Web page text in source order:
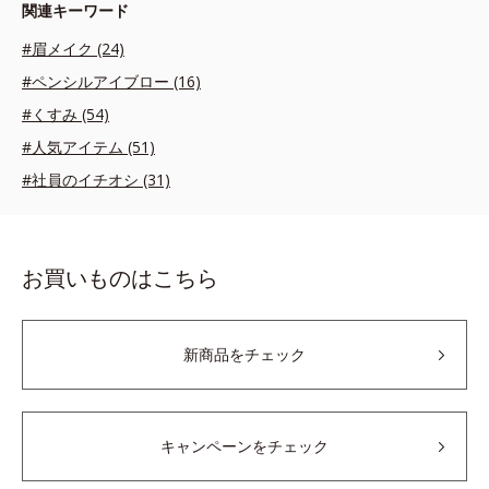
関連キーワード
#眉メイク (24)
#ペンシルアイブロー (16)
#くすみ (54)
#人気アイテム (51)
#社員のイチオシ (31)
お買いものはこちら
新商品をチェック
キャンペーンをチェック